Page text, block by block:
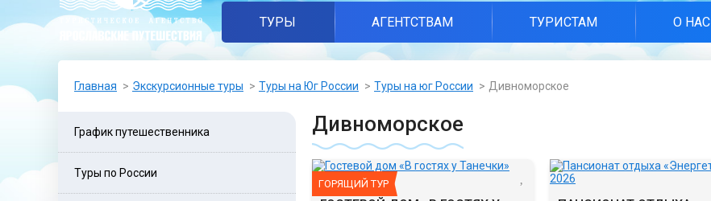
ТУРЫ АГЕНТСТВАМ ТУРИСТАМ О НАС
Главная Экскурсионные туры Туры на Юг России Туры на юг России Дивноморское
График путешественника
Туры по России
Дивноморское
ГОРЯЩИЙ ТУР